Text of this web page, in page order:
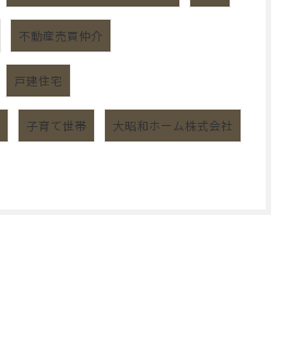
不動産売買仲介
戸建住宅
子育て世帯 大昭和ホーム株式会社